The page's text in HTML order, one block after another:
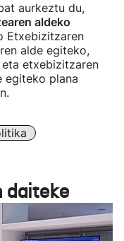
aurkeztu du,
aldeko
Etxebizitzaren
alde egiteko,
etxebizitzaren
egiteko plana
daiteke